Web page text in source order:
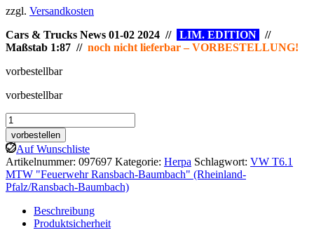
war:
ist:
zzgl. Versandkosten
Cars & Trucks News 01-02 2024 //
LIM. EDITION
//
Maßstab 1:87 // noch nicht lieferbar – VORBESTELLUNG!
vorbestellbar
vorbestellbar
Herpa:
VW
T6.1
MTW
"FW
Ransbach-
Baumbach"
Menge
vorbestellen
Auf Wunschliste
Artikelnummer: 097697 Kategorie: Herpa Schlagwort: VW T6.1
MTW "Feuerwehr Ransbach-Baumbach" (Rheinland-
Pfalz/Ransbach-Baumbach)
Beschreibung
Produktsicherheit